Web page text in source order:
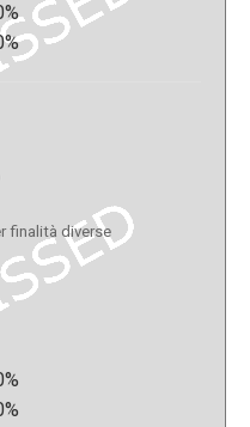
finalità diverse